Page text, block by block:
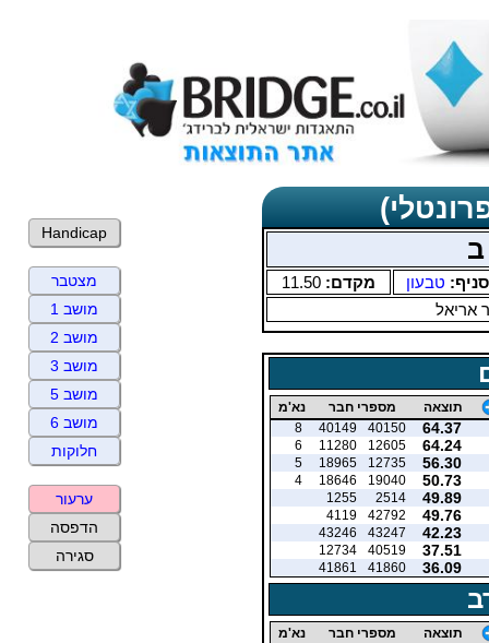
ב
סניף: טבעון מקדם: 11.50
אריאל
תוצאה מספרי חבר נא'מ
64.37
40150
40149
8
64.24
12605
11280
6
56.30
12735
18965
5
50.73
19040
18646
4
49.89
2514
1255
49.76
42792
4119
42.23
43247
43246
37.51
40519
12734
36.09
41860
41861
תוצאה מספרי חבר נא'מ
Handicap
מצטבר
מושב 1
מושב 2
מושב 3
מושב 5
מושב 6
חלוקות
ערעור
הדפסה
סגירה